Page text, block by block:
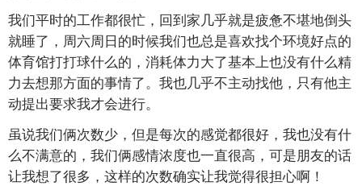
我们平时的工作都很忙，回到家几乎就是疲惫不堪地倒头
就睡了，周六周日的时候我们也总是喜欢找个环境好点的
体育馆打打球什么的，消耗体力大了基本上也没有什么精
力去想那方面的事情了。我也几乎不主动找他，只有他主
动提出要求我才会进行。
虽说我们俩次数少，但是每次的感觉都很好，我也没有什
么不满意的，我们俩感情浓度也一直很高，可是朋友的话
让我想了很多，这样的次数确实让我觉得很担心啊！